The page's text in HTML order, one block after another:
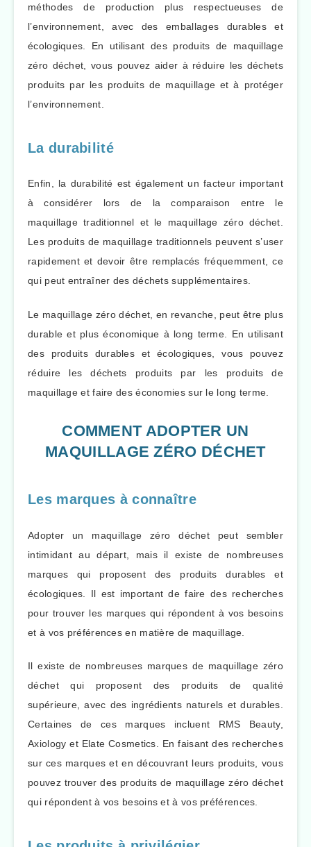
méthodes de production plus respectueuses de
l’environnement, avec des emballages durables et
écologiques. En utilisant des produits de maquillage
zéro déchet, vous pouvez aider à réduire les déchets
produits par les produits de maquillage et à protéger
l’environnement.
La durabilité
Enfin, la durabilité est également un facteur important
à considérer lors de la comparaison entre le
maquillage traditionnel et le maquillage zéro déchet.
Les produits de maquillage traditionnels peuvent s’user
rapidement et devoir être remplacés fréquemment, ce
qui peut entraîner des déchets supplémentaires.
Le maquillage zéro déchet, en revanche, peut être plus
durable et plus économique à long terme. En utilisant
des produits durables et écologiques, vous pouvez
réduire les déchets produits par les produits de
maquillage et faire des économies sur le long terme.
COMMENT ADOPTER UN
MAQUILLAGE ZÉRO DÉCHET
Les marques à connaître
Adopter un maquillage zéro déchet peut sembler
intimidant au départ, mais il existe de nombreuses
marques qui proposent des produits durables et
écologiques. Il est important de faire des recherches
pour trouver les marques qui répondent à vos besoins
et à vos préférences en matière de maquillage.
Il existe de nombreuses marques de maquillage zéro
déchet qui proposent des produits de qualité
supérieure, avec des ingrédients naturels et durables.
Certaines de ces marques incluent RMS Beauty,
Axiology et Elate Cosmetics. En faisant des recherches
sur ces marques et en découvrant leurs produits, vous
pouvez trouver des produits de maquillage zéro déchet
qui répondent à vos besoins et à vos préférences.